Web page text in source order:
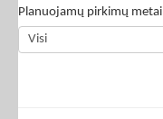
Planuojamų pirkimų metai